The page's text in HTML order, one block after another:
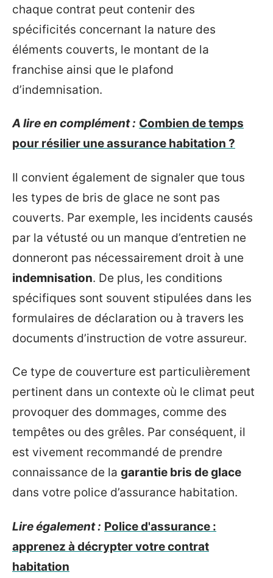
chaque contrat peut contenir des
spécificités concernant la nature des
éléments couverts, le montant de la
franchise ainsi que le plafond
d’indemnisation.
A lire en complément : Combien de temps
pour résilier une assurance habitation ?
Il convient également de signaler que tous
les types de bris de glace ne sont pas
couverts. Par exemple, les incidents causés
par la vétusté ou un manque d’entretien ne
donneront pas nécessairement droit à une
indemnisation. De plus, les conditions
spécifiques sont souvent stipulées dans les
formulaires de déclaration ou à travers les
documents d’instruction de votre assureur.
Ce type de couverture est particulièrement
pertinent dans un contexte où le climat peut
provoquer des dommages, comme des
tempêtes ou des grêles. Par conséquent, il
est vivement recommandé de prendre
connaissance de la garantie bris de glace
dans votre police d’assurance habitation.
Lire également : Police d'assurance :
apprenez à décrypter votre contrat
habitation